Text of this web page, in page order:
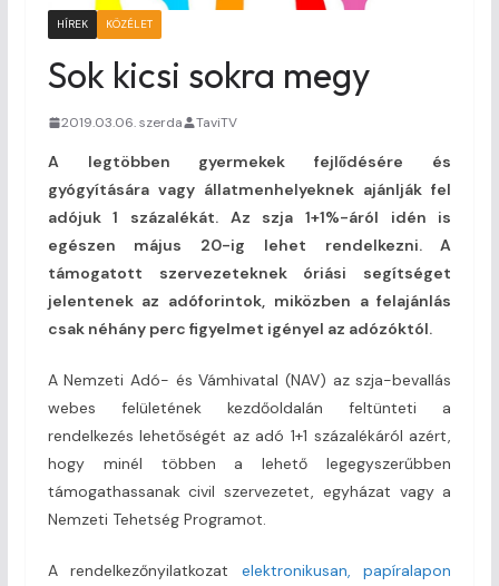
HÍREK KÖZÉLET
Sok kicsi sokra megy
2019.03.06. szerda TaviTV
A legtöbben gyermekek fejlődésére és
gyógyítására vagy állatmenhelyeknek ajánlják fel
adójuk 1 százalékát. Az szja 1+1%-áról idén is
egészen május 20-ig lehet rendelkezni. A
támogatott szervezeteknek óriási segítséget
jelentenek az adóforintok, miközben a felajánlás
csak néhány perc figyelmet igényel az adózóktól.
A Nemzeti Adó- és Vámhivatal (NAV) az szja-bevallás
webes felületének kezdőoldalán feltünteti a
rendelkezés lehetőségét az adó 1+1 százalékáról azért,
hogy minél többen a lehető legegyszerűbben
támogathassanak civil szervezetet, egyházat vagy a
Nemzeti Tehetség Programot.
A rendelkezőnyilatkozat elektronikusan, papíralapon